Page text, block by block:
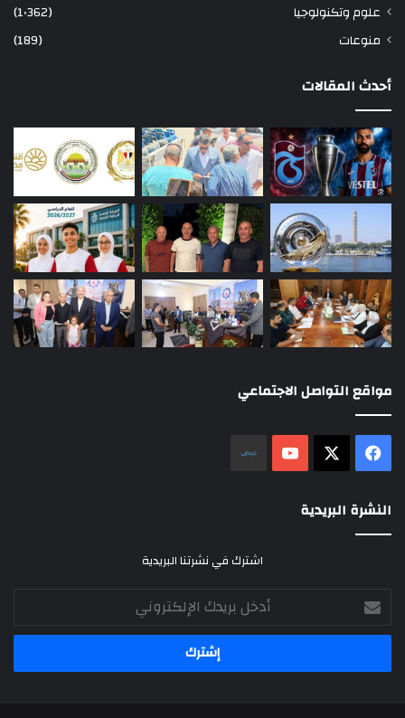
علوم وتكنولوجيا
(1٬362)
منوعات
(189)
أحدث المقالات
مواقع التواصل الاجتماعي
فيسبوك ‫YouTube
النشرة البريدية
اشترك في نشرتنا البريدية
أدخل
بريدك
الإلكتروني